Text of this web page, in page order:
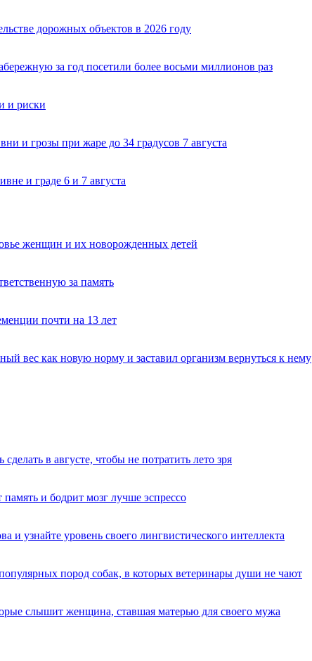
дорожных объектов в 2026 году
за год посетили более восьми миллионов раз
и риски
и грозы при жаре до 34 градусов 7 августа
и граде 6 и 7 августа
женщин и их новорожденных детей
за память
почти на 13 лет
вес как новую норму и заставил организм вернуться к нему
в августе, чтобы не потратить лето зря
и бодрит мозг лучше эспрессо
и узнайте уровень своего лингвистического интеллекта
пород собак, в которых ветеринары души не чают
слышит женщина, ставшая матерью для своего мужа